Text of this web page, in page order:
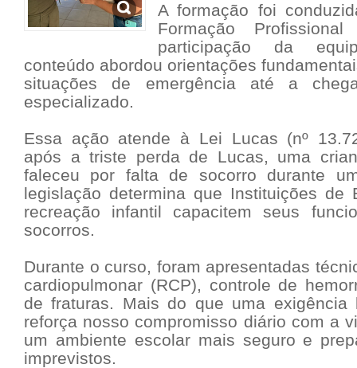
A formação foi
Formação
participação da
conteúdo abordou orientações
situações de emergência até a
especializado.
Essa ação atende à Lei Lucas (nº
após a triste perda de Lucas, uma
faleceu por falta de socorro durante
legislação determina que Instituições de
recreação infantil capacitem seus
socorros.
Durante o curso, foram apresentadas
cardiopulmonar (RCP), controle de
de fraturas. Mais do que uma exigência
reforça nosso compromisso diário com a
um ambiente escolar mais seguro e
imprevistos.